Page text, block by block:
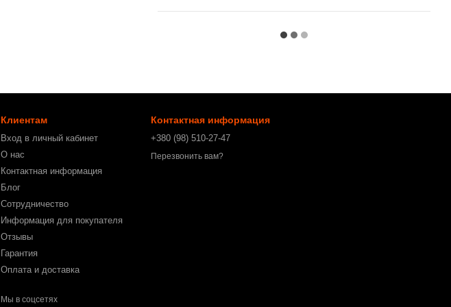
Клиентам
Вход в личный кабинет
О нас
Контактная информация
Блог
Сотрудничество
Информация для покупателя
Отзывы
Гарантия
Оплата и доставка
Мы в соцсетях
Контактная информация
+380 (98) 510-27-47
Перезвонить вам?